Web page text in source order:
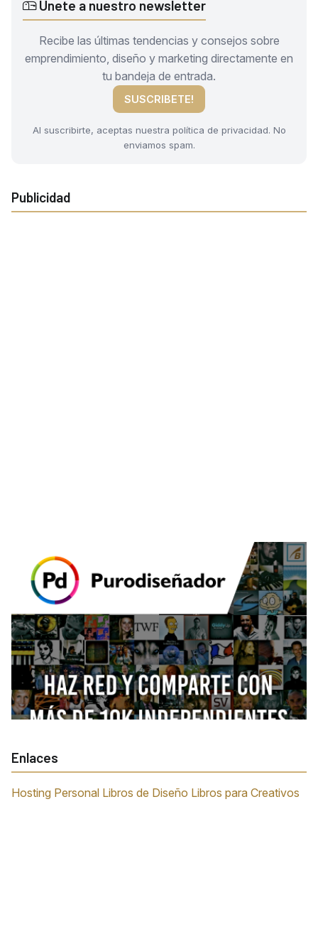
Únete a nuestro newsletter
Recibe las últimas tendencias y consejos sobre
emprendimiento, diseño y marketing directamente en
tu bandeja de entrada.
SUSCRIBETE!
Al suscribirte, aceptas nuestra política de privacidad. No
enviamos spam.
Publicidad
Enlaces
Hosting Personal Libros de Diseño Libros para Creativos